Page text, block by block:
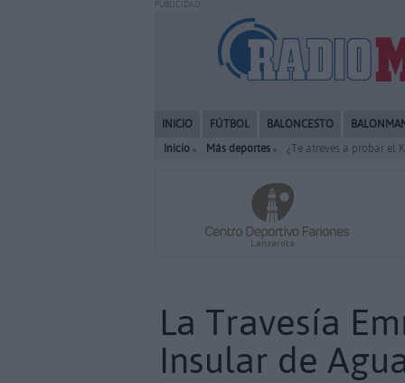
PUBLICIDAD
INICIO FÚTBOL BALONCESTO
Inicio
Más deportes ¿Te atreves a probar el
La Travesía
Insular de